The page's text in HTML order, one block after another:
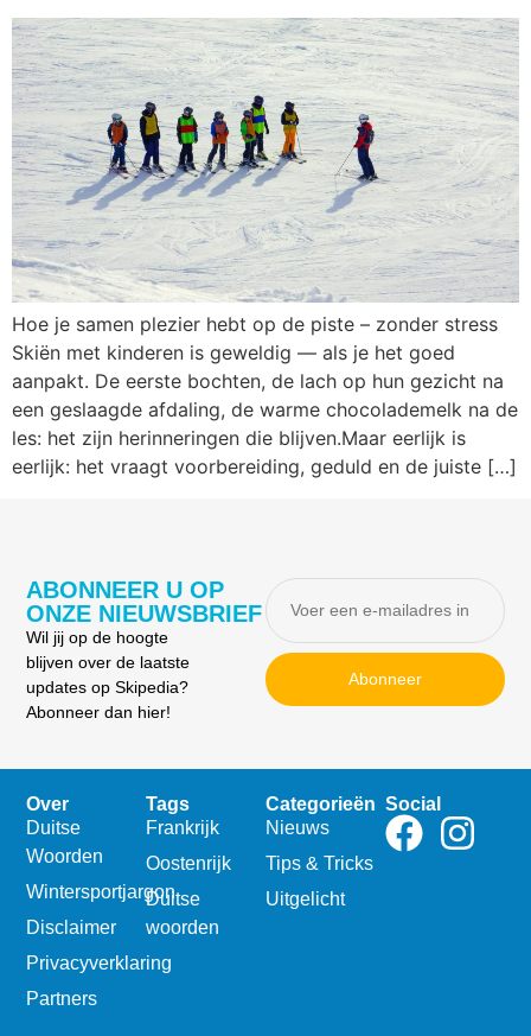
Hoe je samen plezier hebt op de piste – zonder stress
Skiën met kinderen is geweldig — als je het goed
aanpakt. De eerste bochten, de lach op hun gezicht na
een geslaagde afdaling, de warme chocolademelk na de
les: het zijn herinneringen die blijven.Maar eerlijk is
eerlijk: het vraagt voorbereiding, geduld en de juiste […]
ABONNEER U OP
ONZE NIEUWSBRIEF
Wil jij op de hoogte
blijven over de laatste
updates op Skipedia?
Abonneer dan hier!
Abonneer
Over
Duitse
Woorden
Wintersportjargon
Disclaimer
Privacyverklaring
Partners
Tags
Frankrijk
Oostenrijk
Duitse
woorden
Categorieën
Nieuws
Tips & Tricks
Uitgelicht
Social